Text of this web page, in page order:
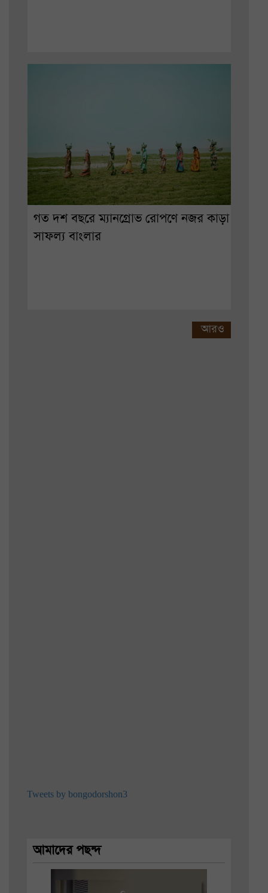
গত দশ বছরে ম্যানগ্রোভ রোপণে নজর কাড়া
সাফল্য বাংলার
আরও
Tweets by bongodorshon3
আমাদের পছন্দ